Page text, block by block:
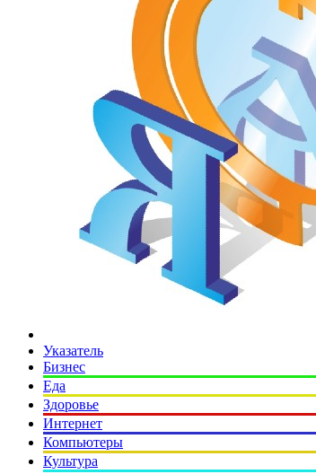
Указатель
Бизнес
Еда
Здоровье
Интернет
Компьютеры
Культура